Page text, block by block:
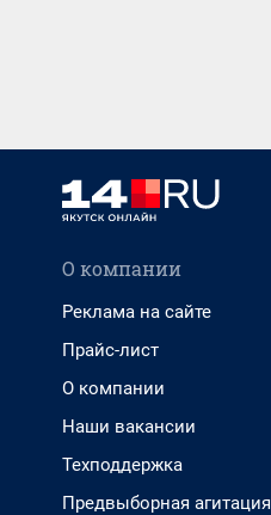
О компании
Реклама на сайте
Прайс-лист
О компании
Наши вакансии
Техподдержка
Предвыборная агитация